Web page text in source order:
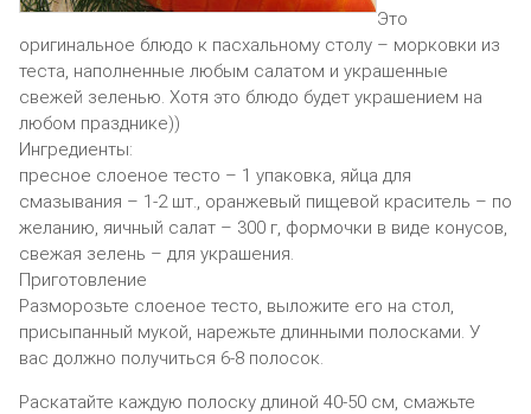
Это
оригинальное блюдо к пасхальному столу – морковки из
теста, наполненные любым салатом и украшенные
свежей зеленью. Хотя это блюдо будет украшением на
любом празднике))
Ингредиенты:
пресное слоеное тесто – 1 упаковка, яйца для
смазывания – 1-2 шт., оранжевый пищевой краситель – по
желанию, яичный салат – 300 г, формочки в виде конусов,
свежая зелень – для украшения.
Приготовление
Разморозьте слоеное тесто, выложите его на стол,
присыпанный мукой, нарежьте длинными полосками. У
вас должно получиться 6-8 полосок.
Раскатайте каждую полоску длиной 40-50 см, смажьте